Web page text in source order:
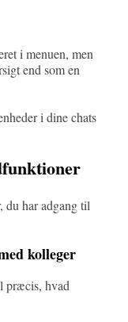
i menuen, men
end som en
i dine chats
du har adgang til
kolleger
præcis, hvad